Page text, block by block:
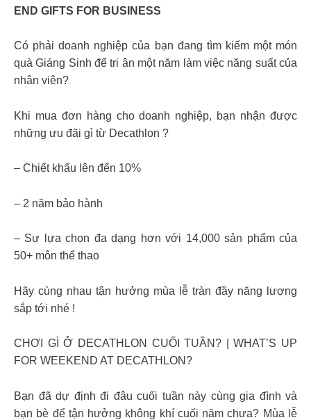
END GIFTS FOR BUSINESS
Có phải doanh nghiệp của bạn đang tìm kiếm một món
quà Giáng Sinh để tri ân một năm làm việc năng suất của
nhân viên?
Khi mua đơn hàng cho doanh nghiệp, bạn nhận được
những ưu đãi gì từ Decathlon ?
– Chiết khấu lên đến 10%
– 2 năm bảo hành
– Sự lựa chọn đa dạng hơn với 14,000 sản phẩm của
50+ môn thể thao
Hãy cùng nhau tận hưởng mùa lễ tràn đầy năng lượng
sắp tới nhé !
CHƠI GÌ Ở DECATHLON CUỐI TUẦN? | WHAT’S UP
FOR WEEKEND AT DECATHLON?
Bạn đã dự định đi đâu cuối tuần này cùng gia đình và
bạn bè để tận hưởng không khí cuối năm chưa? Mùa lễ